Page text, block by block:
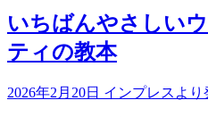
いちばんやさしい
ティの教本
2026年2月20日 インプレスより